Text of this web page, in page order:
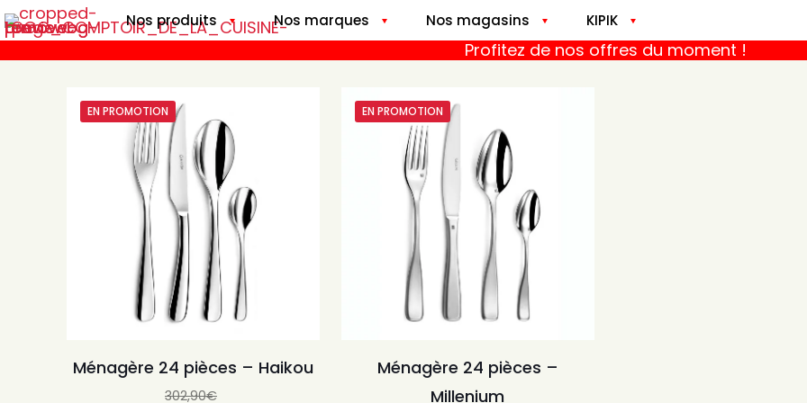
Nos produits Nos marques Nos magasins KIPIK
Profitez de nos offres du moment !
EN PROMOTION
Ménagère 24 pièces – Haikou
302,90€
EN PROMOTION
Ménagère 24 pièces –
Millenium